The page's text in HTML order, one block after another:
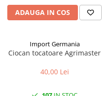
1.8.2. Cutii viteze
ADAUGA IN COS
Import Germania
Ciocan tocatoare Agrimaster
40,00 Lei